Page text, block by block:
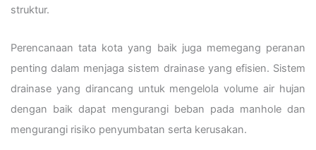
struktur.
Perencanaan tata kota yang baik juga memegang peranan
penting dalam menjaga sistem drainase yang efisien. Sistem
drainase yang dirancang untuk mengelola volume air hujan
dengan baik dapat mengurangi beban pada manhole dan
mengurangi risiko penyumbatan serta kerusakan.